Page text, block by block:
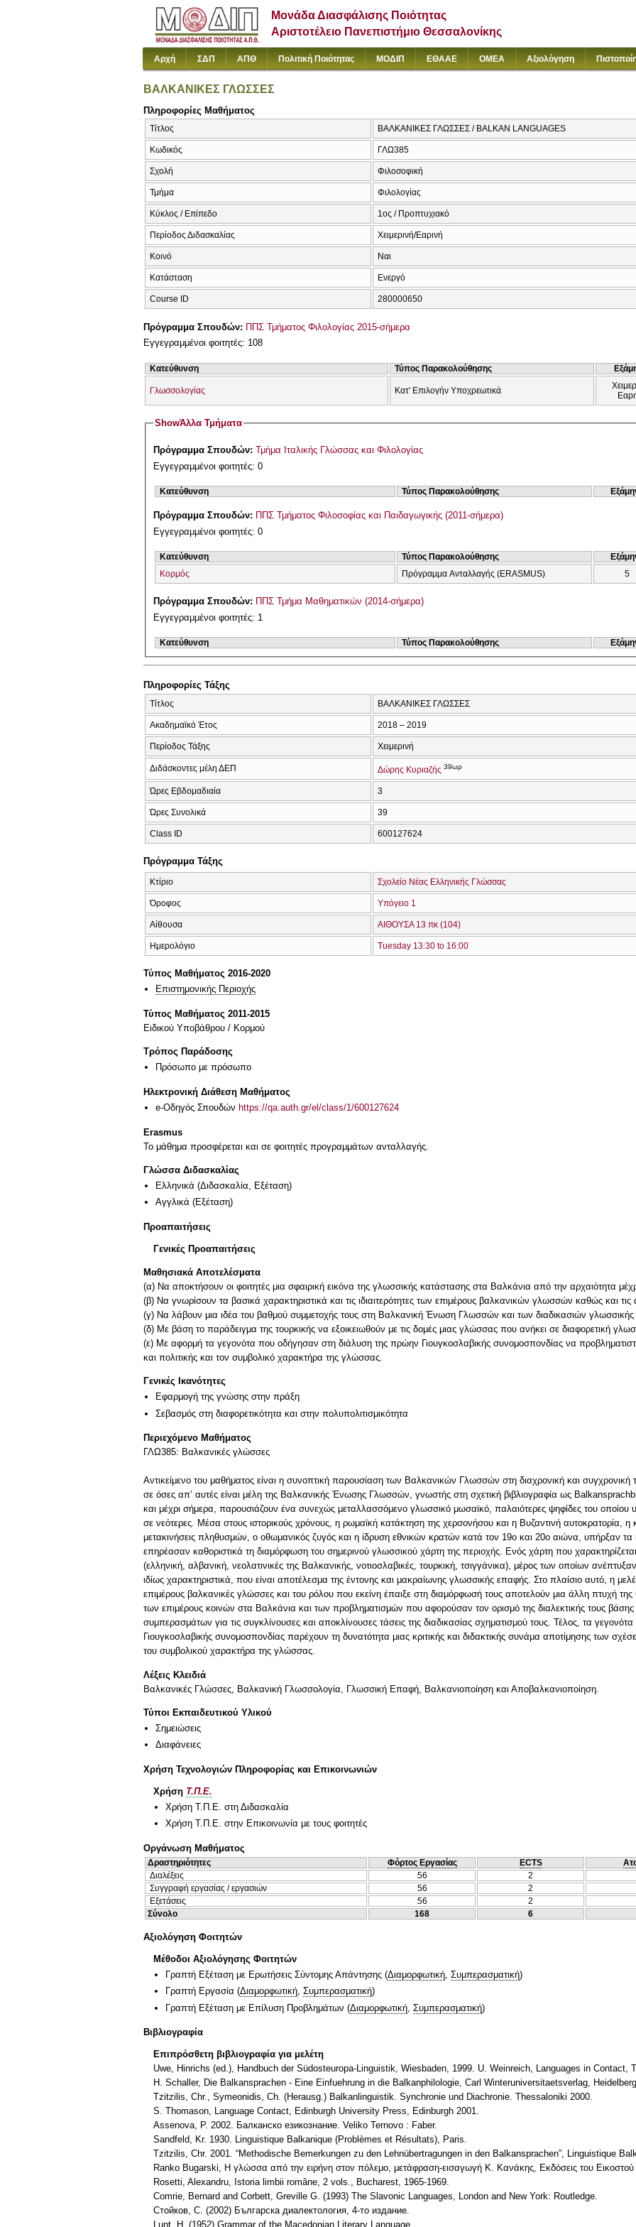
Μονάδα Διασφάλισης Ποιότητας
Αριστοτέλειο Πανεπιστήμιο Θεσσαλονίκης
Αρχή ΣΔΠ ΑΠΘ Πολιτική Ποιότητας ΜΟΔΙΠ ΕΘΑΑΕ ΟΜΕΑ Αξιολόγηση
ΒΑΛΚΑΝΙΚΕΣ ΓΛΩΣΣΕΣ
Πληροφορίες Μαθήματος
Τίτλος ΒΑΛΚΑΝΙΚΕΣ ΓΛΩΣΣΕΣ / BALKAN LANGUAGES
Κωδικός ΓΛΩ385
Σχολή Φιλοσοφική
Τμήμα Φιλολογίας
Κύκλος / Επίπεδο 1ος / Προπτυχιακό
Περίοδος Διδασκαλίας Χειμερινή/Εαρινή
Κοινό Ναι
Κατάσταση Ενεργό
Course ID 280000650
Πρόγραμμα Σπουδών: ΠΠΣ Τμήματος Φιλολογίας 2015-σήμερα
Εγγεγραμμένοι φοιτητές: 108
Κατεύθυνση Τύπος Παρακολούθησης
Γλωσσολογίας Κατ' Επιλογήν Υποχρεωτικά
ShowΆλλα Τμήματα
Πρόγραμμα Σπουδών:Τμήμα Ιταλικής Γλώσσας και Φιλολογίας
Εγγεγραμμένοι φοιτητές: 0
Κατεύθυνση Τύπος Παρακολούθησης
Πρόγραμμα Σπουδών: ΠΠΣ Τμήματος Φιλοσοφίας και Παιδαγωγικής (2011-σήμερα)
Εγγεγραμμένοι φοιτητές: 0
Κατεύθυνση Τύπος Παρακολούθησης
Κορμός
Πρόγραμμα Ανταλλαγής (ERASMUS) 5
Πρόγραμμα Σπουδών: ΠΠΣ Τμήμα Μαθηματικών (2014-σήμερα)
Εγγεγραμμένοι φοιτητές: 1
Κατεύθυνση Τύπος Παρακολούθησης
Πληροφορίες Τάξης
Τίτλος ΒΑΛΚΑΝΙΚΕΣ ΓΛΩΣΣΕΣ
Ακαδημαϊκό Έτος 2018 – 2019
Περίοδος Τάξης Χειμερινή
Διδάσκοντες μέλη ΔΕΠ Δώρης Κυριαζής 39ωρ
Ώρες Εβδομαδιαία 3
Ώρες Συνολικά 39
Class ID 600127624
Πρόγραμμα Τάξης
Κτίριο Σχολείο Νέας Ελληνικής Γλώσσας
Όροφος Υπόγειο 1
Αίθουσα ΑΙΘΟΥΣΑ 13 πκ (104)
Ημερολόγιο Tuesday 13:30 to 16:00
Τύπος Μαθήματος 2016-2020
Επιστημονικής Περιοχής
Τύπος Μαθήματος 2011-2015
Ειδικού Υποβάθρου / Κορμού
Τρόπος Παράδοσης
Πρόσωπο με πρόσωπο
Ηλεκτρονική Διάθεση Μαθήματος
e-Οδηγός Σπουδών https://qa.auth.gr/el/class/1/600127624
Erasmus
Το μάθημα προσφέρεται και σε φοιτητές προγραμμάτων ανταλλαγής.
Γλώσσα Διδασκαλίας
Ελληνικά (Διδασκαλία, Εξέταση)
Αγγλικά (Εξέταση)
Προαπαιτήσεις
Γενικές Προαπαιτήσεις
Μαθησιακά Αποτελέσματα
(α) Να αποκτήσουν οι φοιτητές μια σφαιρική εικόνα της γλωσσικής κατάστασης στα Βαλκάνια από την αρχαιότητα
(β) Να γνωρίσουν τα βασικά χαρακτηριστικά και τις ιδιαιτερότητες των επιμέρους βαλκανικών γλωσσών καθώς και τις
(γ) Να λάβουν μια ιδέα του βαθμού συμμετοχής τους στη Βαλκανική Ένωση Γλωσσών και των διαδικασιών γλωσσικής
(δ) Με βάση το παράδειγμα της τουρκικής να εξοικειωθούν με τις δομές μιας γλώσσας που ανήκει σε διαφορετική
(ε) Με αφορμή τα γεγονότα που οδήγησαν στη διάλυση της πρώην Γιουγκοσλαβικής συνομοσπονδίας να
Γενικές Ικανότητες
Εφαρμογή της γνώσης στην πράξη
Σεβασμός στη διαφορετικότητα και στην πολυπολιτισμικότητα
Περιεχόμενο Μαθήματος
ΓΛΩ385: Βαλκανικές γλώσσες
Αντικείμενο του μαθήματος είναι η συνοπτική παρουσίαση των Βαλκανικών Γλωσσών στη διαχρονική και συγχρονική
σε όσες απ’ αυτές είναι μέλη της Βαλκανικής Ένωσης Γλωσσών, γνωστής στη σχετική βιβλιογραφία ως
και μέχρι σήμερα, παρουσιάζουν ένα συνεχώς μεταλλασσόμενο γλωσσικό μωσαϊκό, παλαιότερες ψηφίδες του
σε νεότερες. Μέσα στους ιστορικούς χρόνους, η ρωμαϊκή κατάκτηση της χερσονήσου και η Βυζαντινή αυτοκρατορία,
μετακινήσεις πληθυσμών, ο οθωμανικός ζυγός και η ίδρυση εθνικών κρατών κατά τον 19ο και 20ο αιώνα, υπήρξαν τα
επηρέασαν καθοριστικά τη διαμόρφωση του σημερινού γλωσσικού χάρτη της περιοχής. Ενός χάρτη που
(ελληνική, αλβανική, νεολατινικές της Βαλκανικής, νοτιοσλαβικές, τουρκική, τσιγγάνικα), μέρος των οποίων
ιδίως χαρακτηριστικά, που είναι αποτέλεσμα της έντονης και μακραίωνης γλωσσικής επαφής. Στο πλαίσιο αυτό, η
επιμέρους βαλκανικές γλώσσες και του ρόλου που εκείνη έπαιξε στη διαμόρφωσή τους αποτελούν μια άλλη πτυχή
των επιμέρους κοινών στα Βαλκάνια και των προβληματισμών που αφορούσαν τον ορισμό της διαλεκτικής τους
συμπερασμάτων για τις συγκλίνουσες και αποκλίνουσες τάσεις της διαδικασίας σχηματισμού τους. Τέλος, τα
Γιουγκοσλαβικής συνομοσπονδίας παρέχουν τη δυνατότητα μιας κριτικής και διδακτικής συνάμα αποτίμησης των
του συμβολικού χαρακτήρα της γλώσσας.
Λέξεις Κλειδιά
Βαλκανικές Γλώσσες, Βαλκανική Γλωσσολογία, Γλωσσική Επαφή, Βαλκανιοποίηση και Αποβαλκανιοποίηση.
Τύποι Εκπαιδευτικού Υλικού
Σημειώσεις
Διαφάνειες
Χρήση Τεχνολογιών Πληροφορίας και Επικοινωνιών
Χρήση Τ.Π.Ε.
Χρήση Τ.Π.Ε. στη Διδασκαλία
Χρήση Τ.Π.Ε. στην Επικοινωνία με τους φοιτητές
Οργάνωση Μαθήματος
Δραστηριότητες Φόρτος Εργασίας ECTS
Διαλέξεις
56 2
Συγγραφή εργασίας / εργασιών
56 2
Εξετάσεις
56 2
Σύνολο
168 6
Αξιολόγηση Φοιτητών
Μέθοδοι Αξιολόγησης Φοιτητών
Γραπτή Εξέταση με Ερωτήσεις Σύντομης Απάντησης (Διαμορφωτική Συμπερασματική)
Γραπτή Εργασία (Διαμορφωτική, Συμπερασματική)
Γραπτή Εξέταση με Επίλυση Προβλημάτων (Διαμορφωτική Συμπερασματική)
Βιβλιογραφία
Επιπρόσθετη βιβλιογραφία για μελέτη
Uwe, Hinrichs (ed.), Handbuch der Südosteuropa-Linguistik, Wiesbaden, 1999. U. Weinreich, Languages in Contact,
H. Schaller, Die Balkansprachen - Eine Einfuehrung in die Balkanphilologie, Carl Winteruniversitaetsverlag,
Tzitzilis, Chr., Symeonidis, Ch. (Herausg.) Balkanlinguistik. Synchronie und Diachronie. Thessaloniki 2000.
S. Thomason, Language Contact, Edinburgh University Press, Edinburgh 2001.
Assenova, P. 2002. Балканско езикознание. Veliko Ternovo : Faber.
Sandfeld, Kr. 1930. Linguistique Balkanique (Problèmes et Résultats), Paris.
Tzitzilis, Chr. 2001. “Methodische Bemerkungen zu den Lehnübertragungen in den Balkansprachen”, Linguistique
Ranko Bugarski, Η γλώσσα από την ειρήνη στον πόλεμο, μετάφραση-εισαγωγή Κ. Κανάκης, Εκδόσεις του Εικοστού
Rosetti, Alexandru, Istoria limbii române, 2 vols., Bucharest, 1965-1969.
Comrie, Bernard and Corbett, Greville G. (1993) The Slavonic Languages, London and New York: Routledge.
Стойков, С. (2002) Българска диалектология, 4-то издание.
Lunt, H. (1952) Grammar of the Macedonian Literary Language